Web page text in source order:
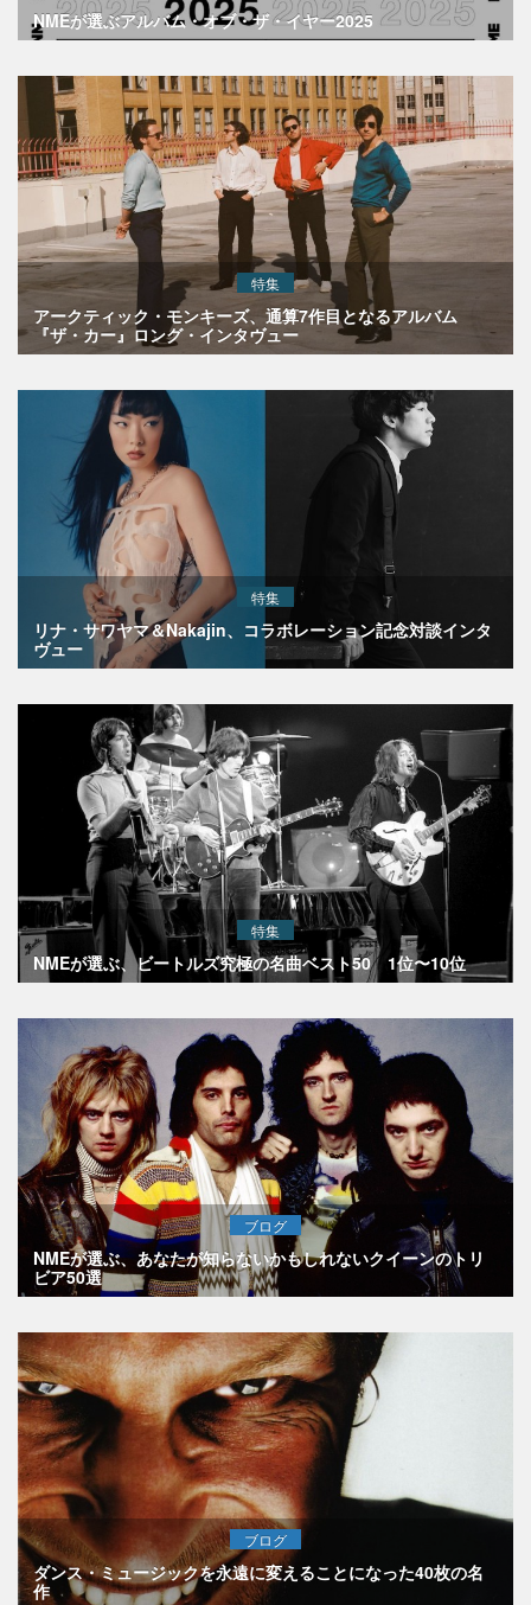
NMEが選ぶアルバム・オブ・ザ・イヤー2025
特集
アークティック・モンキーズ、通算7作目となるアルバム
『ザ・カー』ロング・インタヴュー
特集
リナ・サワヤマ＆Nakajin、コラボレーション記念対談インタ
ヴュー
特集
NMEが選ぶ、ビートルズ究極の名曲ベスト50 1位〜10位
ブログ
NMEが選ぶ、あなたが知らないかもしれないクイーンのトリ
ビア50選
ブログ
ダンス・ミュージックを永遠に変えることになった40枚の名
作